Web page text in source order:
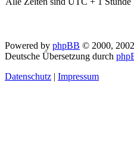
Powered by phpBB © 2000,
Deutsche Übersetzung durch
Datenschutz | Impressum